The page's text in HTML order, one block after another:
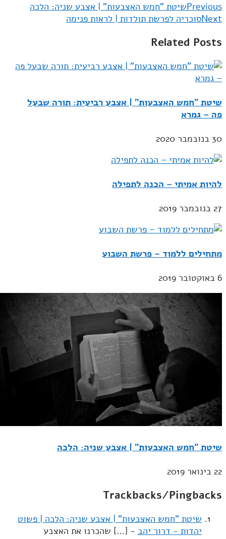
Previousשיטת "חמש האצבעות" | אצבע שניה: הלכה
Nextסוכריה לפרשת תולדות | לראות פנימה
Related Posts
שיטת "חמש האצבעות" | אצבע רביעית: תורה שבעל
פה – גמרא
30 בנובמבר 2020
להיות אמיתי – הכנה לתפילה
27 בנובמבר 2019
מתחילים ללמוד – פרשת השבוע
6 באוקטובר 2019
שיטת "חמש האצבעות" | אצבע שניה: הלכה
22 בינואר 2019
Trackbacks/Pingbacks
שיטת "חמש האצבעות" | אצבע שניה: הלכה | פשוט
יהדות - דרור יהב - […] שהכרנו את האצבע